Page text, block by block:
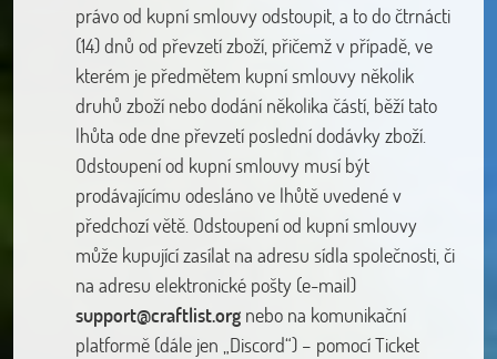
právo od kupní smlouvy odstoupit, a to do čtrnácti
(14) dnů od převzetí zboží, přičemž v případě, ve
kterém je předmětem kupní smlouvy několik
druhů zboží nebo dodání několika částí, běží tato
lhůta ode dne převzetí poslední dodávky zboží.
Odstoupení od kupní smlouvy musí být
prodávajícímu odesláno ve lhůtě uvedené v
předchozí větě. Odstoupení od kupní smlouvy
může kupující zasílat na adresu sídla společnosti, či
na adresu elektronické pošty (e-mail)
support@craftlist.org nebo na komunikační
platformě (dále jen „Discord“) – pomocí Ticket